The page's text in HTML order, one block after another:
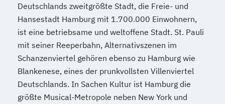
Deutschlands zweitgrößte Stadt, die Freie- und
Hansestadt Hamburg mit 1.700.000 Einwohnern,
ist eine betriebsame und weltoffene Stadt. St. Pauli
mit seiner Reeperbahn, Alternativszenen im
Schanzenviertel gehören ebenso zu Hamburg wie
Blankenese, eines der prunkvollsten Villenviertel
Deutschlands. In Sachen Kultur ist Hamburg die
größte Musical-Metropole neben New York und